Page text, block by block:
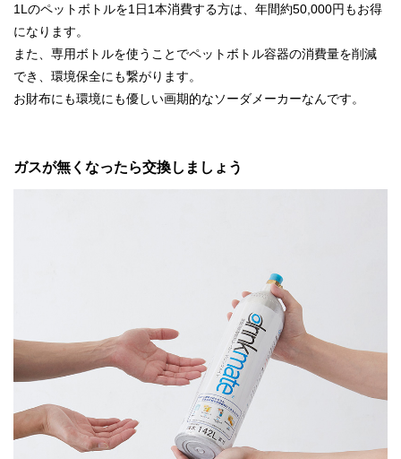
1Lのペットボトルを1日1本消費する方は、年間約50,000円もお得
になります。
また、専用ボトルを使うことでペットボトル容器の消費量を削減
でき、環境保全にも繋がります。
お財布にも環境にも優しい画期的なソーダメーカーなんです。
ガスが無くなったら交換しましょう